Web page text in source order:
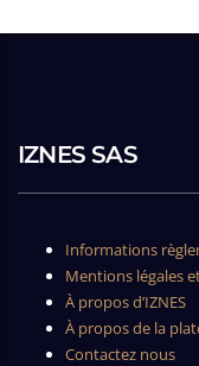
IZNES SAS
Informations
Mentions légales
À propos d’IZNES
À propos de la
Contactez nous